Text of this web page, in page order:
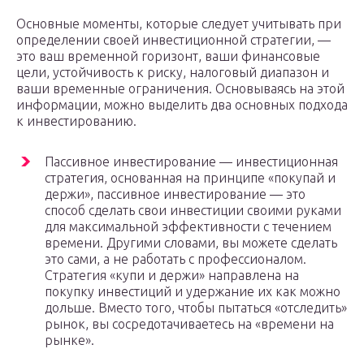
Основные моменты, которые следует учитывать при
определении своей инвестиционной стратегии, —
это ваш временной горизонт, ваши финансовые
цели, устойчивость к риску, налоговый диапазон и
ваши временные ограничения. Основываясь на этой
информации, можно выделить два основных подхода
к инвестированию.
Пассивное инвестирование — инвестиционная
стратегия, основанная на принципе «покупай и
держи», пассивное инвестирование — это
способ сделать свои инвестиции своими руками
для максимальной эффективности с течением
времени. Другими словами, вы можете сделать
это сами, а не работать с профессионалом.
Стратегия «купи и держи» направлена ​​на
покупку инвестиций и удержание их как можно
дольше. Вместо того, чтобы пытаться «отследить»
рынок, вы сосредотачиваетесь на «времени на
рынке».